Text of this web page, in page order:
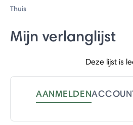
Thuis
Mijn verlanglijst
Deze lijst is
AANMELDEN